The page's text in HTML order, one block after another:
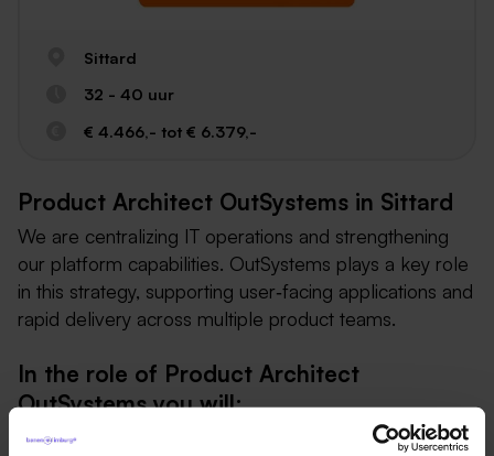
Sittard
32 - 40 uur
€ 4.466,- tot € 6.379,-
Product Architect OutSystems in Sittard
We are centralizing IT operations and strengthening
our platform capabilities. OutSystems plays a key role
in this strategy, supporting user‑facing applications and
rapid delivery across multiple product teams.
In the role of Product Architect
OutSystems you will:
Define and own the architectural vision for the